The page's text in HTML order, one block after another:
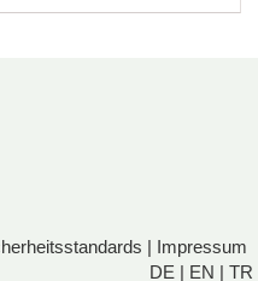
| Impressum
DE | EN | TR